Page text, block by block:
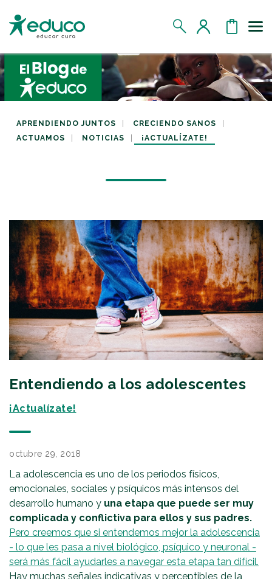
MIS DATOS
MIS APADRINADOS
MIS RETOS SOLIDARIOS
CERRAR SESIÓN
APRENDIENDO JUNTOS
CRECIENDO SANOS
ACTUAMOS
NOTICIAS ¡ACTUALÍZATE!
Entendiendo a los adolescentes
¡Actualízate!
octubre 29, 2018
La adolescencia es uno de los periodos físicos,
emocionales, sociales y psíquicos más intensos del
desarrollo humano y una etapa que puede ser muy
complicada y conflictiva para ellos y sus padres.
Pero creemos que si entendemos mejor la adolescencia
- lo que les pasa a nivel biológico, psíquico y neuronal -
será más fácil ayudarles a navegar esta etapa tan difícil.
Hay muchas señales indicativas y perceptibles de la